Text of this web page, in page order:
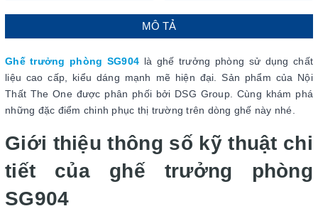
MÔ TẢ
Ghế trưởng phòng SG904 là ghế trưởng phòng sử dụng chất
liệu cao cấp, kiểu dáng mạnh mẽ hiện đại. Sản phẩm của Nội
Thất The One được phân phối bởi DSG Group. Cùng khám phá
những đặc điểm chinh phục thị trường trên dòng ghế này nhé.
Giới thiệu thông số kỹ thuật chi
tiết của ghế trưởng phòng
SG904